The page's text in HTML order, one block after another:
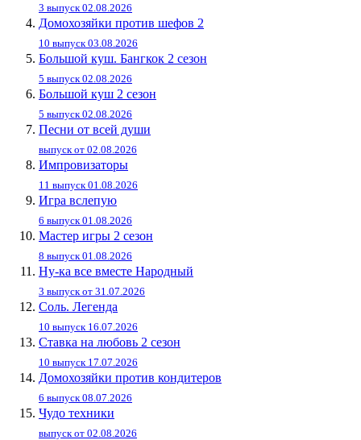
3 выпуск 02.08.2026
Домохозяйки против шефов 2
10 выпуск 03.08.2026
Большой куш. Бангкок 2 сезон
5 выпуск 02.08.2026
Большой куш 2 сезон
5 выпуск 02.08.2026
Песни от всей души
выпуск от 02.08.2026
Импровизаторы
11 выпуск 01.08.2026
Игра вслепую
6 выпуск 01.08.2026
Мастер игры 2 сезон
8 выпуск 01.08.2026
Ну-ка все вместе Народный
3 выпуск от 31.07.2026
Соль. Легенда
10 выпуск 16.07.2026
Ставка на любовь 2 сезон
10 выпуск 17.07.2026
Домохозяйки против кондитеров
6 выпуск 08.07.2026
Чудо техники
выпуск от 02.08.2026